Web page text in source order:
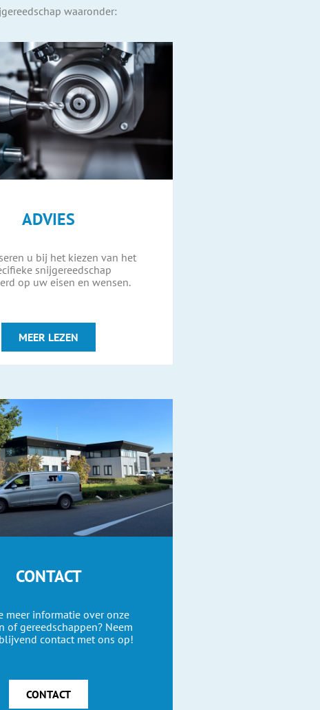
waaronder:
ADVIES
u bij het kiezen van het
snijgereedschap
op uw eisen en wensen.
MEER LEZEN
CONTACT
meer informatie over onze
of gereedschappen? Neem
contact met ons op!
CONTACT